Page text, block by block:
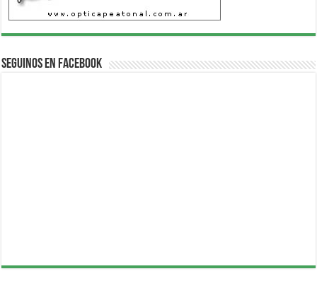
Seguinos en Facebook